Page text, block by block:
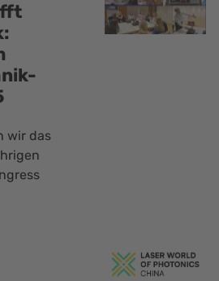
wir das